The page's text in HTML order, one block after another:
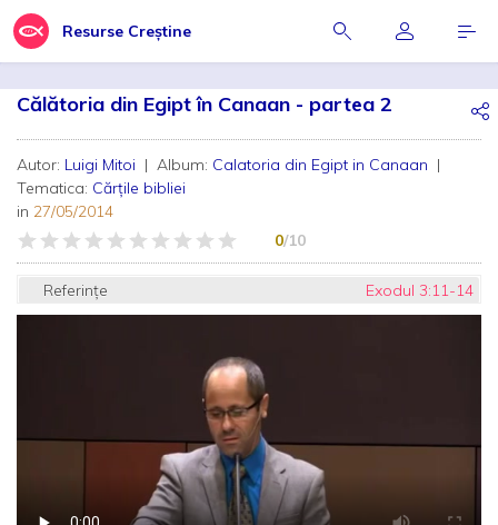
Resurse Creștine
Călătoria din Egipt în Canaan - partea 2
Autor: Luigi Mitoi | Album: Calatoria din Egipt in Canaan |
Tematica: Cărțile bibliei
in 27/05/2014
0/10
Referințe Exodul 3:11-14